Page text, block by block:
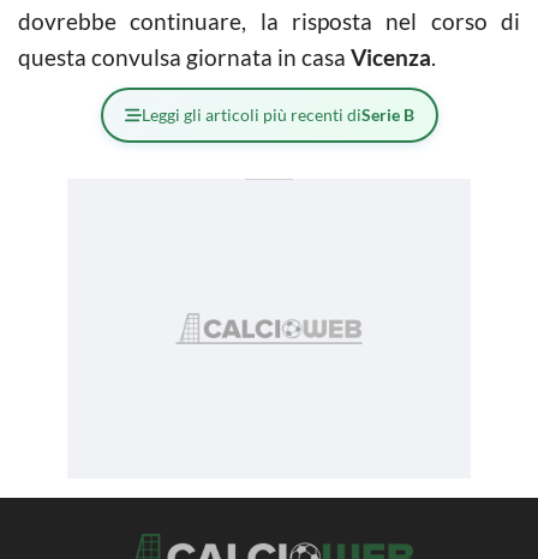
dovrebbe continuare, la risposta nel corso di
questa convulsa giornata in casa Vicenza.
Leggi gli articoli più recenti diSerie B